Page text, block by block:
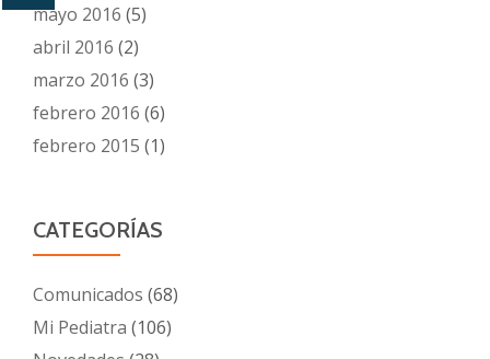
mayo 2016 (5)
abril 2016 (2)
marzo 2016 (3)
febrero 2016 (6)
febrero 2015 (1)
CATEGORÍAS
Comunicados (68)
Mi Pediatra (106)